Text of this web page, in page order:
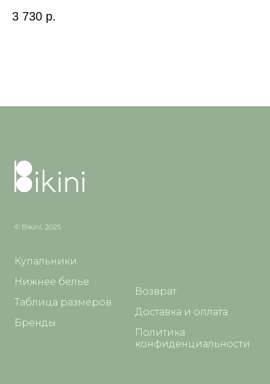
3 730 р.
© Bikini, 2025
Купальники
Нижнее белье
Таблица размеров
Бренды
Возврат
Доставка и оплата
Политика
конфиденциальности